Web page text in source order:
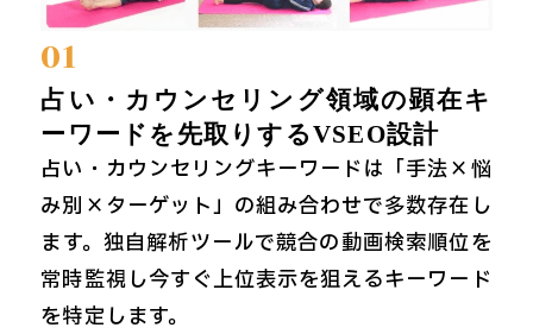
01
占い・カウンセリング領域の顕在キ
ーワードを先取りするVSEO設計
占い・カウンセリングキーワードは「手法×悩
み別×ターゲット」の組み合わせで多数存在し
ます。独自解析ツールで競合の動画検索順位を
常時監視し今すぐ上位表示を狙えるキーワード
を特定します。